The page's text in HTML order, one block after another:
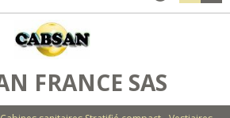
FRANCE SAS